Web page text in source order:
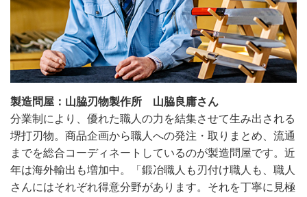
製造問屋：山脇刃物製作所 山脇良庸さん
分業制により、優れた職人の力を結集させて生み出される
堺打刃物。商品企画から職人への発注・取りまとめ、流通
までを総合コーディネートしているのが製造問屋です。近
年は海外輸出も増加中。「鍛冶職人も刃付け職人も、職人
さんにはそれぞれ得意分野があります。それを丁寧に見極